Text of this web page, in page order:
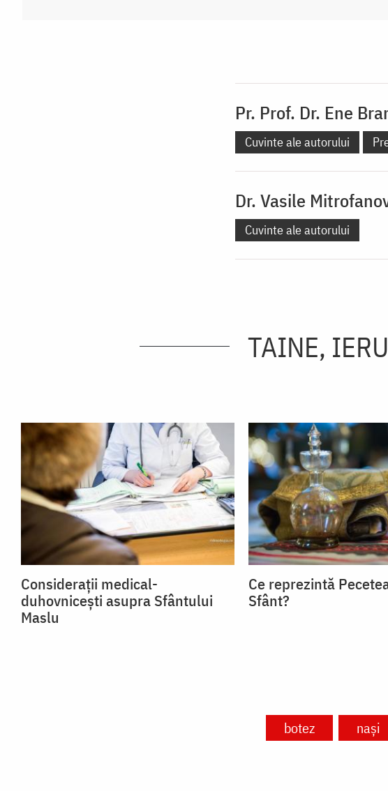
Pr. Prof. Dr. Ene
Cuvinte ale autorului
Dr. Vasile
Cuvinte ale autorului
TAINE,
Considerații medical-
duhovnicești asupra Sfântului
Maslu
Ce reprezintă
Sfânt?
botez nași